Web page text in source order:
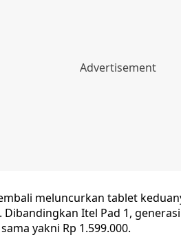
meluncurkan tablet
Dibandingkan Itel Pad 1,
yakni Rp 1.599.000.